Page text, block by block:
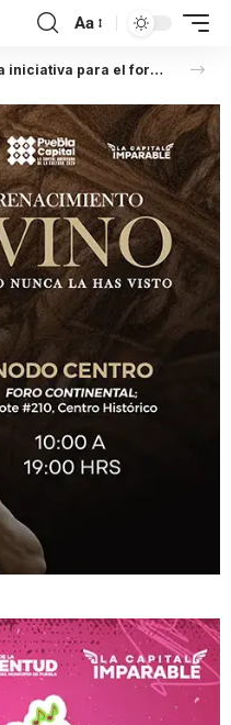
Aa
Diputada Azucena Rosas impulsa iniciativa para el fortalecimiento del Registro Estatal de Opciones para Educación Superior